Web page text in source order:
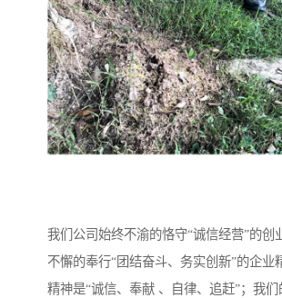
我们公司始终不渝的恪守“诚信经营”的创
不懈的奉行“团结奋斗、务实创新”的企业
精神是“诚信、奉献 、自律、追赶”；我